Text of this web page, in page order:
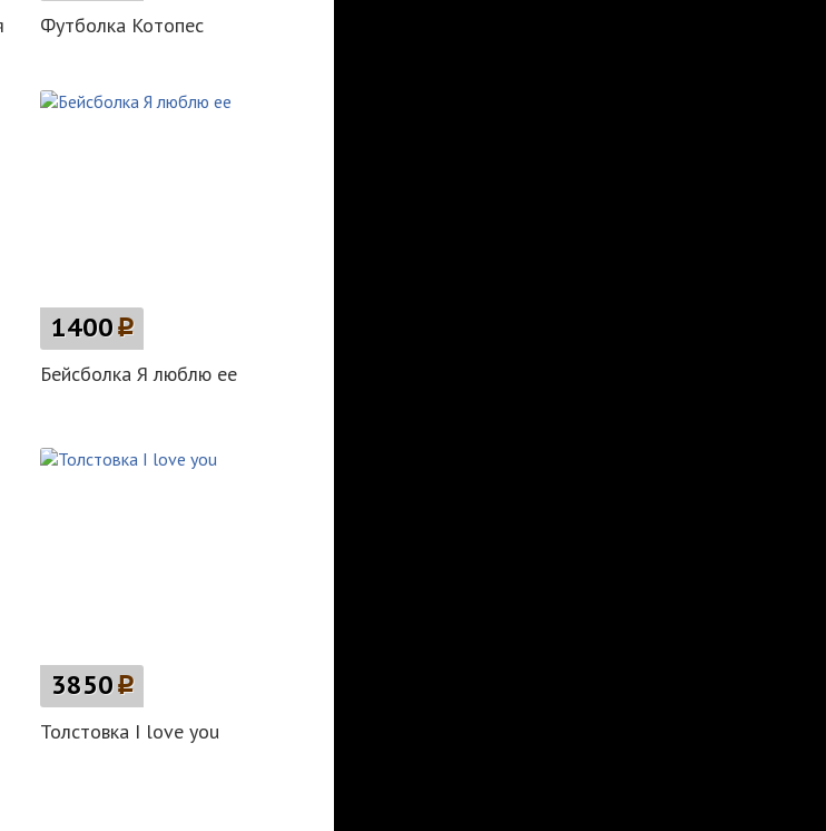
Футболка Котопес
1400p
Бейсболка Я люблю ее
3850p
Толстовка I love you